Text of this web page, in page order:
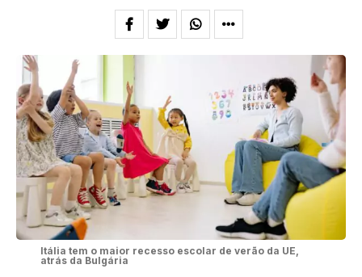
Itália tem o maior recesso escolar de verão da UE,
atrás da Bulgária